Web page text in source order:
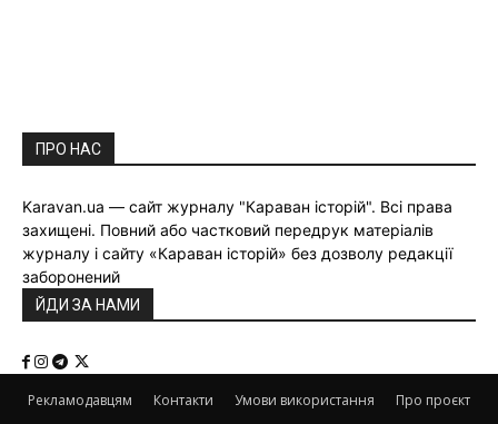
ПРО НАС
Karavan.ua — сайт журналу "Караван історій". Всі права
захищені. Повний або частковий передрук матеріалів
журналу і сайту «Караван історій» без дозволу редакції
заборонений
ЙДИ ЗА НАМИ
Рекламодавцям Контакти Умови використання Про проєкт